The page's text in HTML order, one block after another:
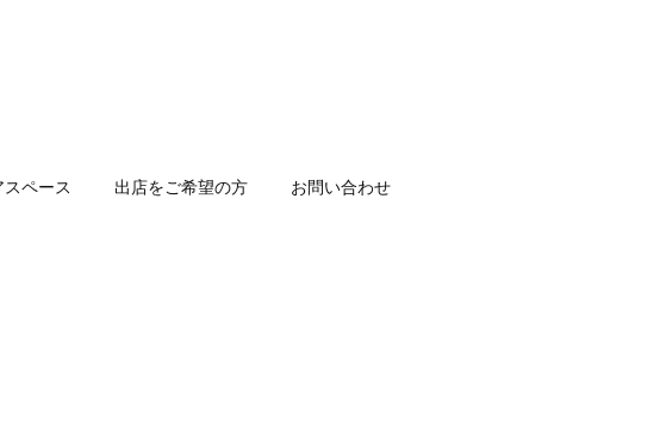
ペース 出店をご希望の方 お問い合わせ